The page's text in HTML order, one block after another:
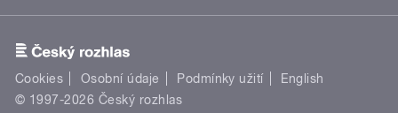
Cookies Osobní údaje Podmínky užití
English
© 1997-2026 Český rozhlas